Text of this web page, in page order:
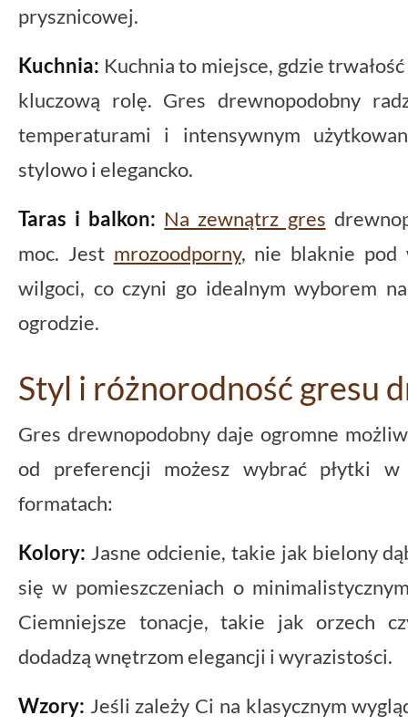
prysznicowej.
Kuchnia: Kuchnia to miejsce, gdzie
kluczową rolę. Gres drewnopodobny
temperaturami i intensywnym
stylowo i elegancko.
Taras i balkon: Na zewnątrz gres
moc. Jest mrozoodporny, nie blaknie pod
wilgoci, co czyni go idealnym wyborem
ogrodzie.
Styl i różnorodność gresu
Gres drewnopodobny daje ogromne
od preferencji możesz wybrać płytki
formatach:
Kolory: Jasne odcienie, takie jak bielony
się w pomieszczeniach o
Ciemniejsze tonacje, takie jak orzech
dodadzą wnętrzom elegancji i wyrazistości.
Wzory: Jeśli zależy Ci na klasycznym